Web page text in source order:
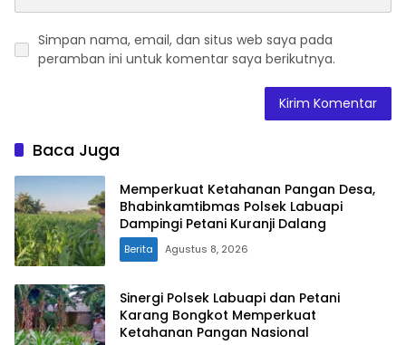
Simpan nama, email, dan situs web saya pada
peramban ini untuk komentar saya berikutnya.
Baca Juga
Memperkuat Ketahanan Pangan Desa,
Bhabinkamtibmas Polsek Labuapi
Dampingi Petani Kuranji Dalang
Berita Agustus 8, 2026
Sinergi Polsek Labuapi dan Petani
Karang Bongkot Memperkuat
Ketahanan Pangan Nasional